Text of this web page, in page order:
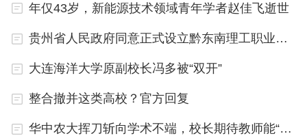
年仅43岁，新能源技术领域青年学者赵佳飞逝世
贵州省人民政府同意正式设立黔东南理工职业学院
大连海洋大学原副校长冯多被“双开”
整合撤并这类高校？官方回复
华中农大挥刀斩向学术不端，校长期待教师能“真做学问，做真学问”